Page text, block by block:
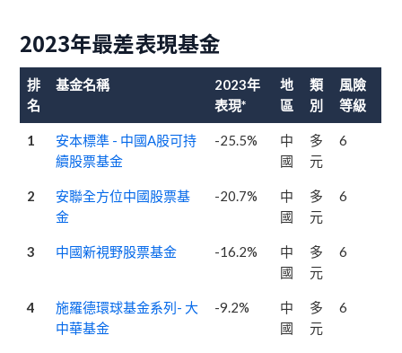
2023年最差表現基金
排
名
基金名稱
2023年
表現*
地
區
類
別
風險
等級
1
安本標準 - 中國A股可持
續股票基金
-25.5%
中
國
多
元
6
2
安聯全方位中國股票基
金
-20.7%
中
國
多
元
6
3 中國新視野股票基金 -16.2%
中
國
多
元
6
4
施羅德環球基金系列- 大
中華基金
-9.2%
中
國
多
元
6